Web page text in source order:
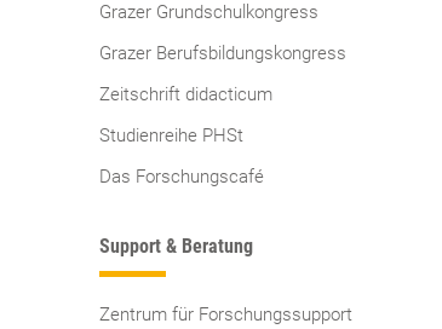
Grazer Grundschulkongress
Grazer Berufsbildungskongress
Zeitschrift didacticum
Studienreihe PHSt
Das Forschungscafé
Support & Beratung
Zentrum für Forschungssupport